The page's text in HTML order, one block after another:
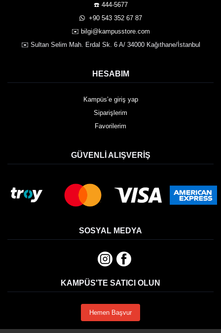
☎️ 444-5677
️ +90 543 352 67 87
✉️ bilgi@kampusstore.com
✉️ Sultan Selim Mah. Erdal Sk. 6 A/ 34000 Kağıthane/İstanbul
HESABIM
Kampüs’e giriş yap
Siparişlerim
Favorilerim
GÜVENLI ALIŞVERIŞ
SOSYAL MEDYA
KAMPÜS'TE SATICI OLUN
Hemen Başvur